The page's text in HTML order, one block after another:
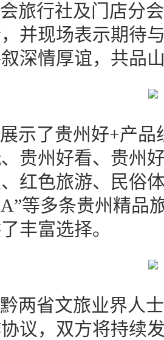
旅行社及门店分
并现场表示期待
深情厚谊，共品
示了贵州好+产
贵州好看、贵州
红色旅游、民俗
等多条贵州精品
丰富选择。
两省文旅业界人
议，双方将持续